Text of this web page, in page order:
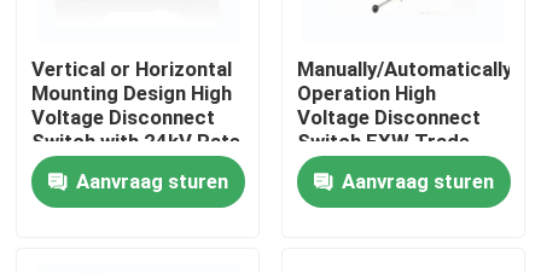
Huis
Vertical or Horizontal
Mounting Design High
Voltage Disconnect
Switch with 24kV Rate
Voltage
Aanvraag sturen
Manually/Automatically
Operation High
Voltage Disconnect
Switch EXW Trade
Terms Product
Aanvraag sturen